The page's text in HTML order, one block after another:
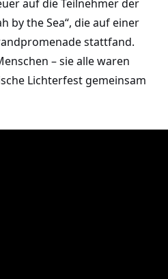
auf die Teilnehmer der
by the Sea“, die auf einer
stattfand.
– sie alle waren
Lichterfest gemeinsam